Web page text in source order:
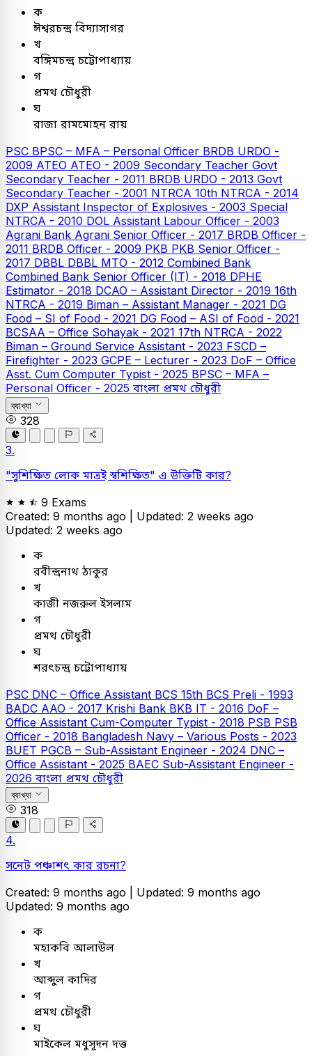
ক
ঈশ্বরচন্দ্র বিদ্যাসাগর
খ
বঙ্গিমচন্দ্র চট্টোপাধ্যায়
গ
প্রমথ চৌধুরী
ঘ
রাজা রামমোহন রায়
PSC BPSC – MFA – Personal Officer BRDB URDO -
2009 ATEO ATEO - 2009 Secondary Teacher Govt
Secondary Teacher - 2011 BRDB URDO - 2013 Govt
Secondary Teacher - 2001 NTRCA 10th NTRCA - 2014
DXP Assistant Inspector of Explosives - 2003 Special
NTRCA - 2010 DOL Assistant Labour Officer - 2003
Agrani Bank Agrani Senior Officer - 2017 BRDB Officer -
2011 BRDB Officer - 2009 PKB PKB Senior Officer -
2017 DBBL DBBL MTO - 2012 Combined Bank
Combined Bank Senior Officer (IT) - 2018 DPHE
Estimator - 2018 DCAO – Assistant Director - 2019 16th
NTRCA - 2019 Biman – Assistant Manager - 2021 DG
Food – SI of Food - 2021 DG Food – ASI of Food - 2021
BCSAA – Office Sohayak - 2021 17th NTRCA - 2022
Biman – Ground Service Assistant - 2023 FSCD –
Firefighter - 2023 GCPE – Lecturer - 2023 DoF – Office
Asst. Cum Computer Typist - 2025 BPSC – MFA –
Personal Officer - 2025 বাংলা প্রমথ চৌধুরী
ব্যাখ্যা
328
3.
"সুশিক্ষিত লোক মাত্রই স্বশিক্ষিত" এ উক্তিটি কার?
9 Exams
Created: 9 months ago | Updated: 2 weeks ago
Updated: 2 weeks ago
ক
রবীন্দ্রনাথ ঠাকুর
খ
কাজী নজরুল ইসলাম
গ
প্রমথ চৌধুরী
ঘ
শরৎচন্দ্র চট্টোপাধ্যায়
PSC DNC – Office Assistant BCS 15th BCS Preli - 1993
BADC AAO - 2017 Krishi Bank BKB IT - 2016 DoF –
Office Assistant Cum-Computer Typist - 2018 PSB PSB
Officer - 2018 Bangladesh Navy – Various Posts - 2023
BUET PGCB – Sub-Assistant Engineer - 2024 DNC –
Office Assistant - 2025 BAEC Sub-Assistant Engineer -
2026 বাংলা প্রমথ চৌধুরী
ব্যাখ্যা
318
4.
সনেট পঞ্চাশৎ কার রচনা?
Created: 9 months ago | Updated: 9 months ago
Updated: 9 months ago
ক
মহাকবি আলাউল
খ
আব্দুল কাদির
গ
প্রমথ চৌধুরী
ঘ
মাইকেল মধুসূদন দত্ত